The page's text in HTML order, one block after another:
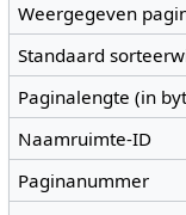
Weergegeven
Standaard
Paginalengte (in
Naamruimte-ID
Paginanummer